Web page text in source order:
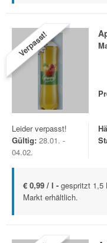
Verpasst!
Leider verpasst!
Gültig: 28.01. -
04.02.
€ 0,99 / l - gespritzt 1,5
Markt erhältlich.